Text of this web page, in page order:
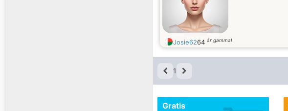
Josie6264 år gammal
1
Gratis